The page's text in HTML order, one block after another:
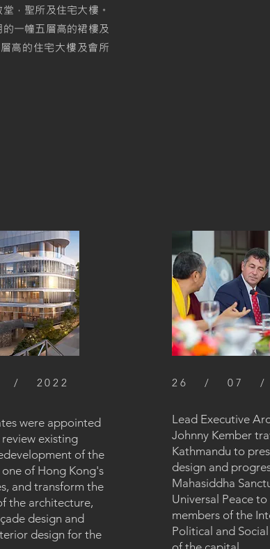
，聖所及住宅大樓。
一幢五層高的裙樓及
高的住宅大樓及會所
2022
were appointed
existing
of the
of Hong Kong's
and transform the
the architecture,
design and
design for the
26 / 07 /
Lead Executive
Johnny Kember
Kathmandu to
design and
Mahasiddha
Universal Peace
members of the
Political and